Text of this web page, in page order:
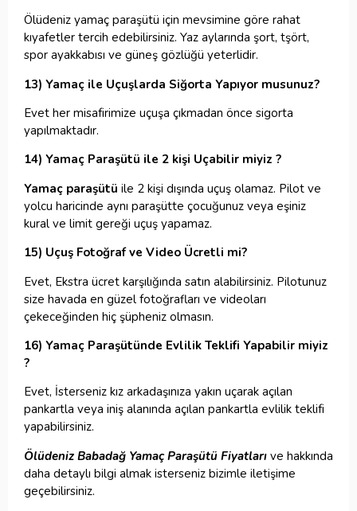
Ölüdeniz yamaç paraşütü için mevsimine göre rahat
kıyafetler tercih edebilirsiniz. Yaz aylarında şort, tşört,
spor ayakkabısı ve güneş gözlüğü yeterlidir.
13) Yamaç ile Uçuşlarda Siğorta Yapıyor musunuz?
Evet her misafirimize uçuşa çıkmadan önce sigorta
yapılmaktadır.
14) Yamaç Paraşütü ile 2 kişi Uçabilir miyiz ?
Yamaç paraşütü ile 2 kişi dışında uçuş olamaz. Pilot ve
yolcu haricinde aynı paraşütte çocuğunuz veya eşiniz
kural ve limit gereği uçuş yapamaz.
15) Uçuş Fotoğraf ve Video Ücretli mi?
Evet, Ekstra ücret karşılığında satın alabilirsiniz. Pilotunuz
size havada en güzel fotoğrafları ve videoları
çekeceğinden hiç şüpheniz olmasın.
16) Yamaç Paraşütünde Evlilik Teklifi Yapabilir miyiz
?
Evet, İsterseniz kız arkadaşınıza yakın uçarak açılan
pankartla veya iniş alanında açılan pankartla evlilik teklifi
yapabilirsiniz.
Ölüdeniz Babadağ Yamaç Paraşütü Fiyatları ve hakkında
daha detaylı bilgi almak isterseniz bizimle iletişime
geçebilirsiniz.